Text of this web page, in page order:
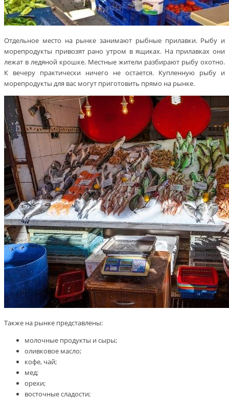
Отдельное место на рынке занимают рыбные прилавки. Рыбу и
морепродукты привозят рано утром в ящиках. На прилавках они
лежат в ледяной крошке. Местные жители разбирают рыбу охотно.
К вечеру практически ничего не остается. Купленную рыбу и
морепродукты для вас могут приготовить прямо на рынке.
Также на рынке представлены:
молочные продукты и сыры;
оливковое масло;
кофе, чай;
мед;
орехи;
восточные сладости;